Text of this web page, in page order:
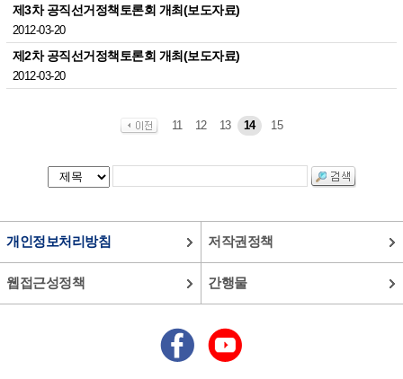
제3차 공직선거정책토론회 개최(보도자료)
2012-03-20
제2차 공직선거정책토론회 개최(보도자료)
2012-03-20
11 12 13 14 15
개인정보처리방침 저작권정책
웹접근성정책 간행물